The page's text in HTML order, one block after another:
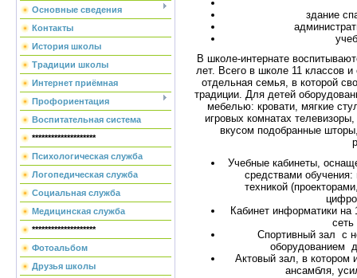
Основные сведения
Контакты
История школы
Традиции школы
Интернет приёмная
Профориентация
Воспитательная система
********************
Психологическая служба
Логопедическая служба
Социальная служба
Медицинская служба
********************
Фотоальбом
Друзья школы
здание
В школе-интернате
лет. Всего в школе 11 классов
отдельная семья, в которой
традиции. Для детей
мебелью: кровати, мягкие
игровых комнатах
вкусом подобранные
Учебные кабинеты,
средствами
техникой
Кабинет информатики
Спортивный зал с
оборудованием
Актовый зал, в котором
ансамбля,